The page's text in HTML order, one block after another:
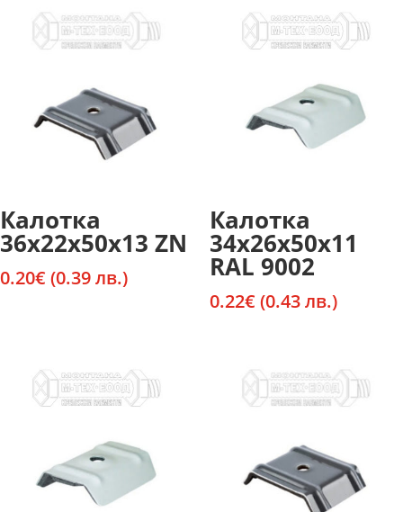
Калотка
36х22х50х13 ZN
0.20€ (0.39 лв.)
Калотка
34х26х50х11
RAL 9002
0.22€ (0.43 лв.)